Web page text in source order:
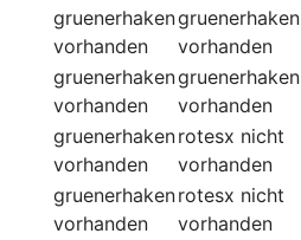
gruenerhaken
vorhanden
gruenerhaken
vorhanden
gruenerhaken
vorhanden
gruenerhaken
vorhanden
gruenerhaken
vorhanden
rotesx nicht
vorhanden
gruenerhaken
vorhanden
rotesx nicht
vorhanden